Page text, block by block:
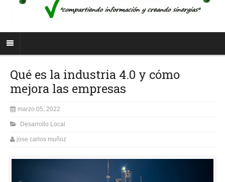
Qué es la industria 4.0 y cómo
mejora las empresas
marzo 05, 2022
Desarrollo Local
jose carlos muñoz